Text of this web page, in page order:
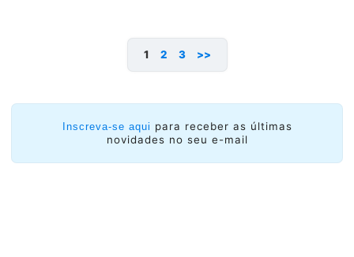
1 2 3 >>
Inscreva-se aqui para receber as últimas
novidades no seu e-mail